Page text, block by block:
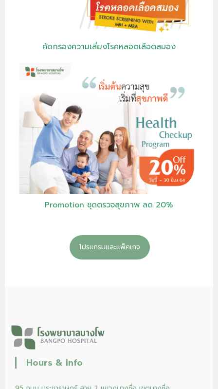
คัดกรองความเสี่ยงโรคหลอดเลือดสมอง
Promotion ชุดตรวจสุขภาพ ลด 20%
โปรแกรมและแพ็คเกจ
Hours & Info